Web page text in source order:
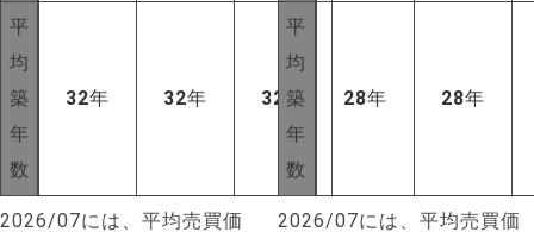
NEW!
平
均
築
年
数
32年 32年 32 年
2026/07には、平均売買価
平
均
築
年
数
28年 28年
2026/07には、平均売買価